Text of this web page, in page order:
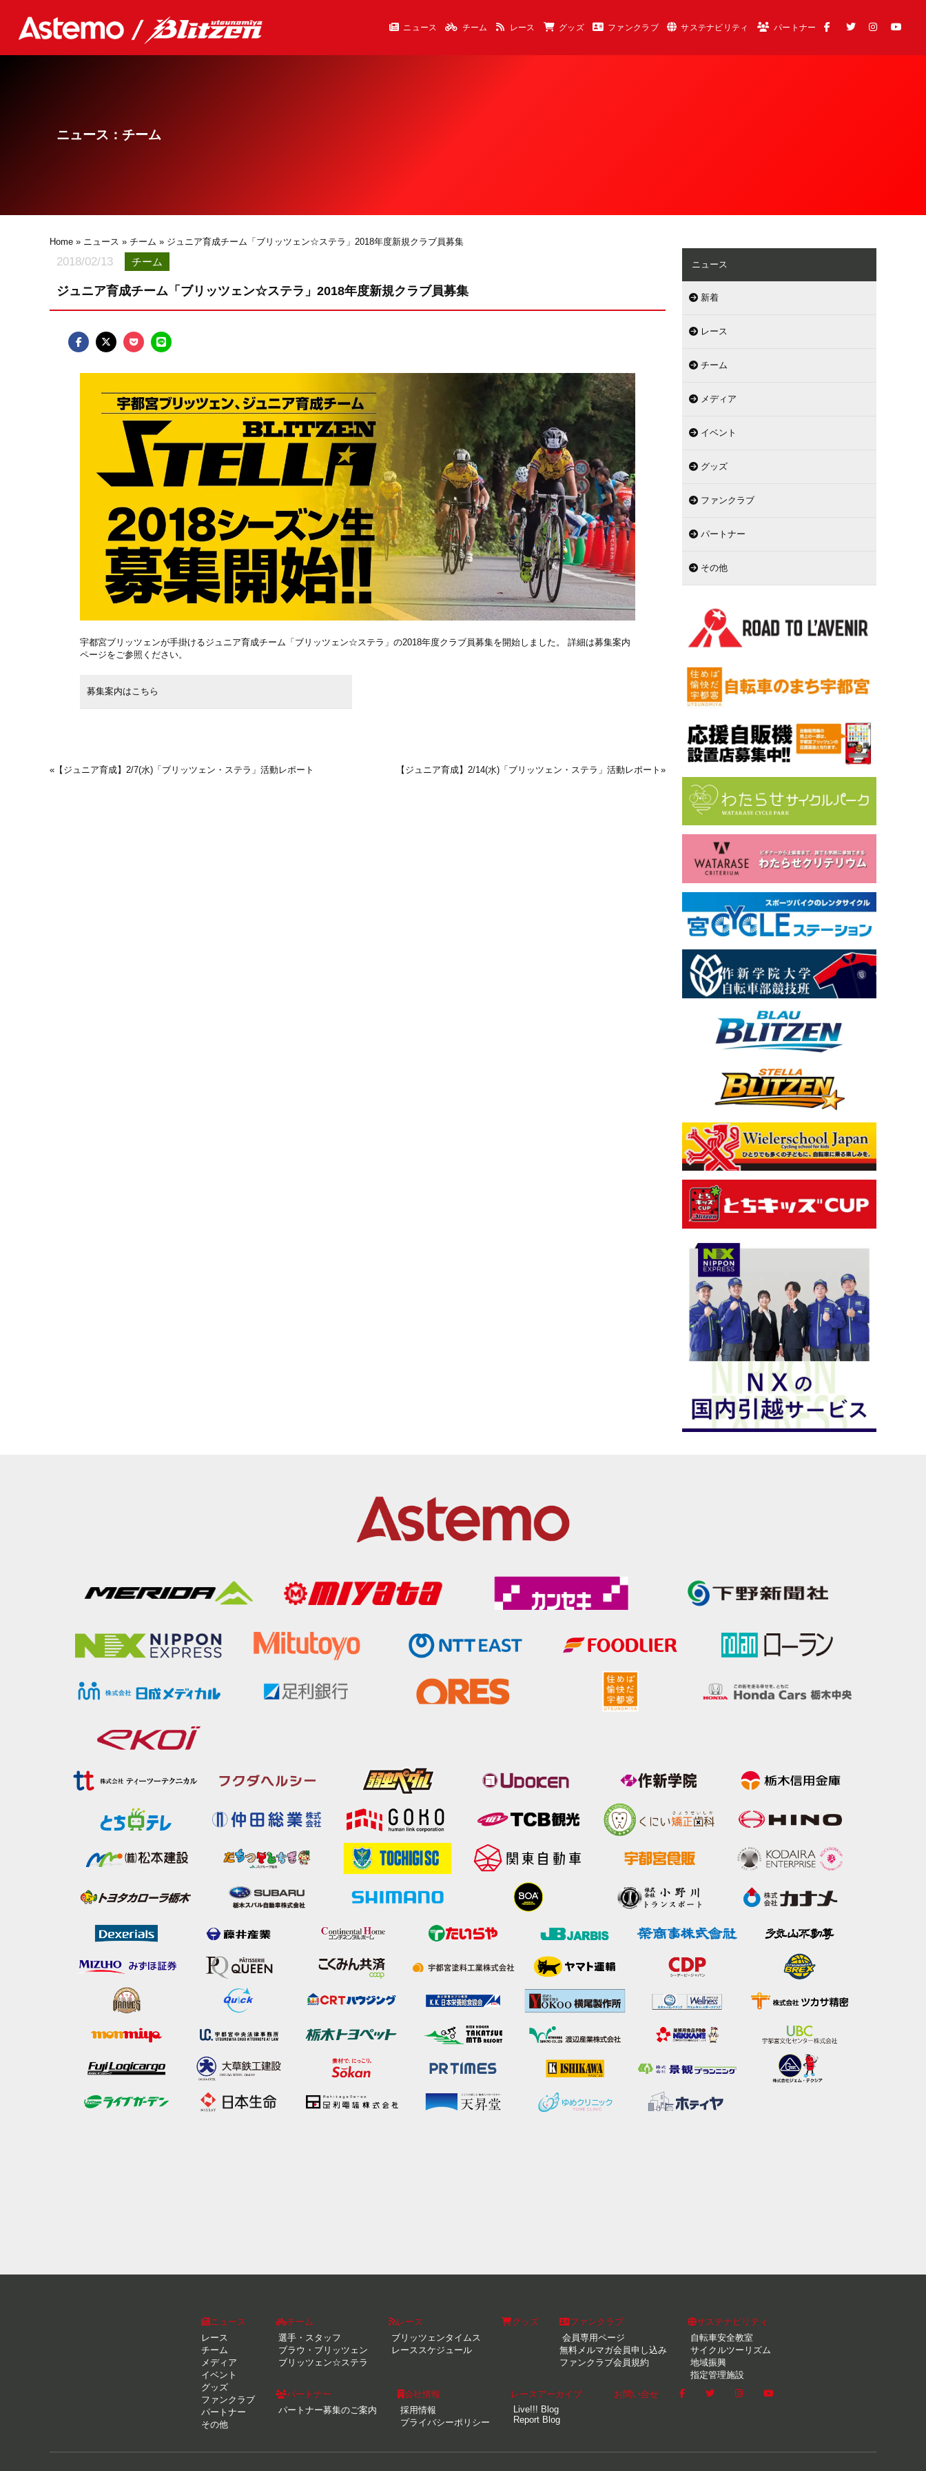
ニュース チーム レース グッズ ファンクラブ サステナビリティ パートナー
ニュース：チーム
Home » ニュース » チーム » ジュニア育成チーム「ブリッツェン☆ステラ」2018年度新規クラブ員募集
2018/02/13 チーム
ジュニア育成チーム「ブリッツェン☆ステラ」2018年度新規クラブ員募集
宇都宮ブリッツェンが手掛けるジュニア育成チーム「ブリッツェン☆ステラ」の2018年度クラブ員募集を開始しました。 詳細は募集案内
ページをご参照ください。
募集案内はこちら
« 【ジュニア育成】2/7(水)「ブリッツェン・ステラ」活動レポート 【ジュニア育成】2/14(水)「ブリッツェン・ステラ」活動レポート »
ニュース
新着
レース
チーム
メディア
イベント
グッズ
ファンクラブ
パートナー
その他
ニュース
レース
チーム
メディア
イベント
グッズ
ファンクラブ
パートナー
その他
チーム
選手・スタッフ
ブラウ・ブリッツェン
ブリッツェン☆ステラ
レース
ブリッツェンタイムス
レーススケジュール
グッズ
ファンクラブ
会員専用ページ
無料メルマガ会員申し込み
ファンクラブ会員規約
サステナビリティ
自転車安全教室
サイクルツーリズム
地域振興
指定管理施設
パートナー
パートナー募集のご案内
会社情報
採用情報
プライバシーポリシー
レースアーカイブ
Live!!! Blog
Report Blog
お問い合せ